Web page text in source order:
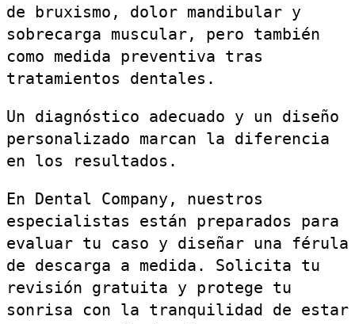
de bruxismo, dolor mandibular y
sobrecarga muscular, pero también
como medida preventiva tras
tratamientos dentales.
Un diagnóstico adecuado y un diseño
personalizado marcan la diferencia
en los resultados.
En Dental Company, nuestros
especialistas están preparados para
evaluar tu caso y diseñar una férula
de descarga a medida. Solicita tu
revisión gratuita y protege tu
sonrisa con la tranquilidad de estar